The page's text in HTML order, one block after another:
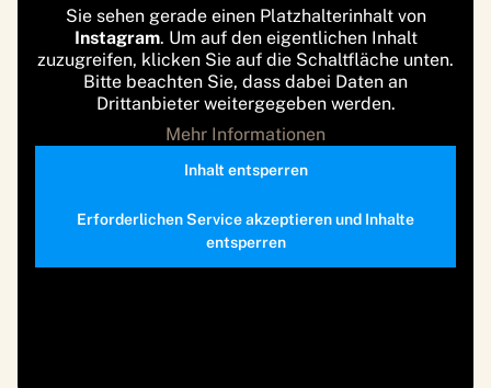
Sie sehen gerade einen Platzhalterinhalt von
Instagram. Um auf den eigentlichen Inhalt
zuzugreifen, klicken Sie auf die Schaltfläche unten.
Bitte beachten Sie, dass dabei Daten an
Drittanbieter weitergegeben werden.
Mehr Informationen
Inhalt entsperren
Erforderlichen Service akzeptieren und Inhalte
entsperren